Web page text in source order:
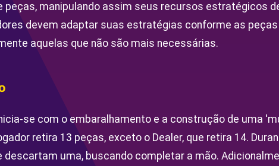
peças, manipulando assim seus recursos estratégicos
devem adaptar suas estratégias conforme as
aquelas que não são mais necessárias.
se com o embaralhamento e a construção de uma
retira 13 peças, exceto o Dealer, que retira 14.
descartam uma, buscando completar a mão.